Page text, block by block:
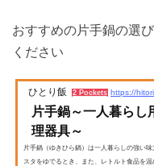
おすすめの片手鍋の選
ください
ひとり飯 2 Pockets https://
片手鍋～一人暮らし
理器具～
片手鍋（ゆきひら鍋）は一人暮らしの強い
スタをゆでるとき、また、レトルト食品を